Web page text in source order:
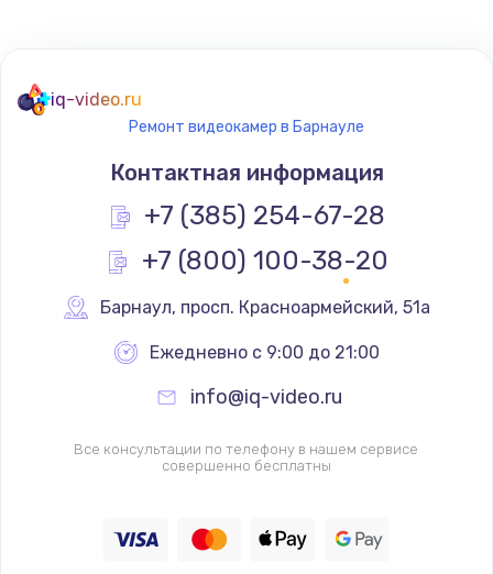
iq-video.ru
Ремонт видеокамер в Барнауле
Контактная информация
+7 (385) 254-67-28
+7 (800) 100-38-20
Барнаул, просп. Красноармейский, 51а
Ежедневно с 9:00 до 21:00
info@iq-video.ru
Все консультации по телефону в нашем сервисе
совершенно бесплатны